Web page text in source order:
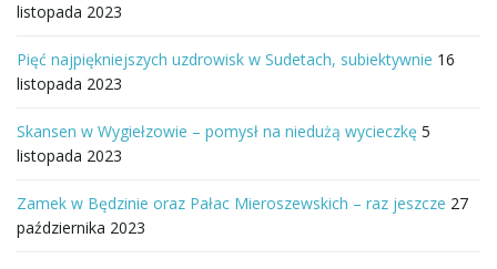
listopada 2023
Pięć najpiękniejszych uzdrowisk w Sudetach, subiektywnie 16
listopada 2023
Skansen w Wygiełzowie – pomysł na niedużą wycieczkę 5
listopada 2023
Zamek w Będzinie oraz Pałac Mieroszewskich – raz jeszcze 27
października 2023